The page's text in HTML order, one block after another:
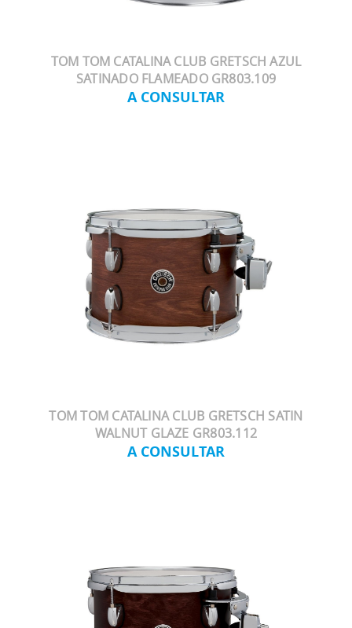
TOM TOM CATALINA CLUB GRETSCH AZUL
SATINADO FLAMEADO GR803.109
A CONSULTAR
TOM TOM CATALINA CLUB GRETSCH SATIN
WALNUT GLAZE GR803.112
A CONSULTAR